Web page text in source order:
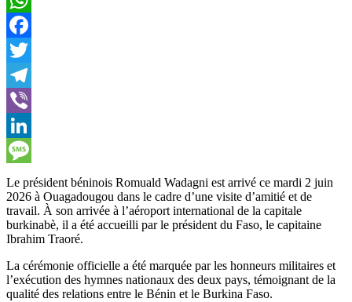
WhatsApp
Facebook
Twitter
Telegram
Viber
LinkedIn
Message
Le président béninois Romuald Wadagni est arrivé ce mardi 2 juin
2026 à Ouagadougou dans le cadre d’une visite d’amitié et de
travail. À son arrivée à l’aéroport international de la capitale
burkinabè, il a été accueilli par le président du Faso, le capitaine
Ibrahim Traoré.
La cérémonie officielle a été marquée par les honneurs militaires et
l’exécution des hymnes nationaux des deux pays, témoignant de la
qualité des relations entre le Bénin et le Burkina Faso.